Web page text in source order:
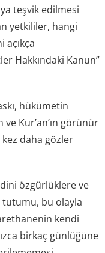
teşvik edilmesi
yetkililer, hangi
Hakkındaki Kanun”
hükümetin
Kur’an’ın görünür
kez daha gözler
özgürlüklere ve
tutumu, bu olayla
kendi
birkaç günlüğüne